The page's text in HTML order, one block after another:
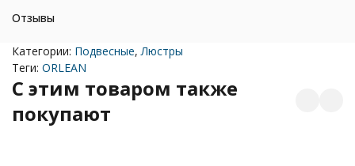
Отзывы
Категории: Подвесные, Люстры
Теги: ORLEAN
C этим товаром также
покупают